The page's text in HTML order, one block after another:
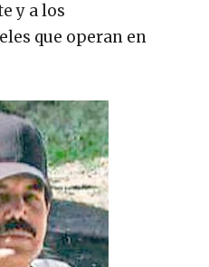
y a los
que operan en